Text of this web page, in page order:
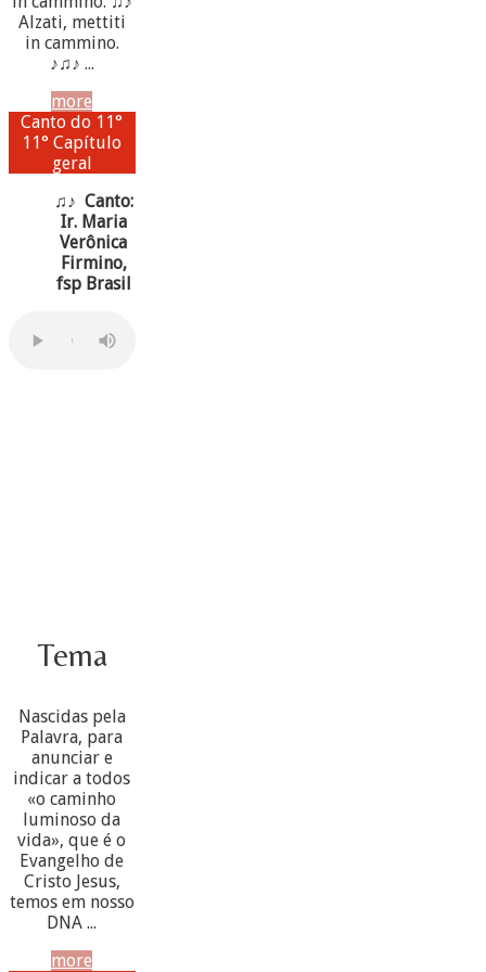
Alzati, mettiti
in cammino.
♪♫♪ ...
more
Canto do 11°
11° Capítulo
geral
♫♪ Canto:
Ir. Maria
Verônica
Firmino,
fsp Brasil
Tema
Nascidas pela
Palavra, para
anunciar e
indicar a todos
«o caminho
luminoso da
vida», que é o
Evangelho de
Cristo Jesus,
temos em nosso
DNA ...
more